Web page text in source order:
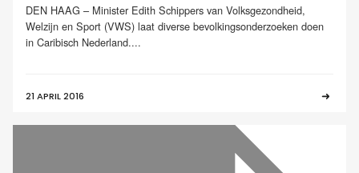
DEN HAAG – Minister Edith Schippers van Volksgezondheid,
Welzijn en Sport (VWS) laat diverse bevolkingsonderzoeken doen
in Caribisch Nederland....
21 APRIL 2016